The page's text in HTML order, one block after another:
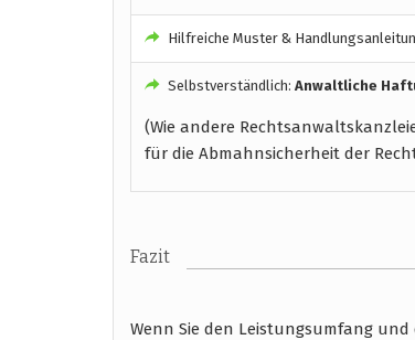
Hilfreiche Muster &
Selbstverständlich: Anwaltliche
(Wie andere
für die Abmahnsicherheit der
Fazit
Wenn Sie den Leistungsumfang